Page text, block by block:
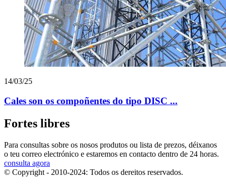
14/03/25
Cales son os compoñentes do tipo DISC ...
Fortes libres
Para consultas sobre os nosos produtos ou lista de prezos, déixanos
o teu correo electrónico e estaremos en contacto dentro de 24 horas.
consulta agora
© Copyright - 2010-2024: Todos os dereitos reservados.